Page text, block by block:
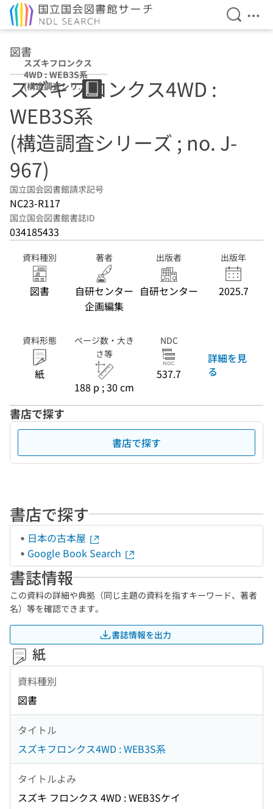
検索を
メ
図書
スズキフロンクス
4WD : WEB3S系
(構造調査シリー
ズ ; no. J-967)
スズキフロンクス4WD :
WEB3S系
(構造調査シリーズ ; no. J-
967)
国立国会図書館請求記号
NC23-R117
国立国会図書館書誌ID
034185433
資料種別
図書
著者
自研センター
企画編集
出版者
自研センター
出版年
2025.7
資料形態
紙
ページ数・大き
さ等
188 p ; 30 cm
NDC
537.7
詳細を見
る
書店で探す
書店で探す
書店で探す
日本の古本屋
Google Book Search
書誌情報
この資料の詳細や典拠（同じ主題の資料を指すキーワード、著者
名）等を確認できます。
書誌情報を出力
紙
資料種別
図書
タイトル
スズキフロンクス4WD : WEB3S系
タイトルよみ
スズキ フロンクス 4WD : WEB3Sケイ